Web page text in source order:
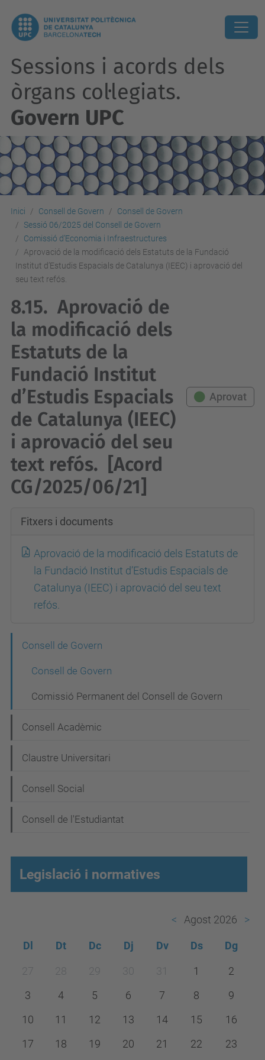
Sessions i acords dels
òrgans col·legiats.
Govern UPC
Inici Consell de Govern
Consell de Govern
Sessió 06/2025 del Consell de Govern
Comissió d’Economia i Infraestructures
Aprovació de la modificació dels Estatuts de la Fundació
Institut d’Estudis Espacials de Catalunya (IEEC) i aprovació del
seu text refós.
8.15. Aprovació de
la modificació dels
Estatuts de la
Fundació Institut
d’Estudis Espacials
de Catalunya (IEEC)
i aprovació del seu
text refós.
[Acord
CG/2025/06/21]
Aprovat
Fitxers i documents
Aprovació de la modificació dels Estatuts de
la Fundació Institut d’Estudis Espacials de
Catalunya (IEEC) i aprovació del seu text
refós.
e
a
c
ó
Consell de Govern
Consell de Govern
Comissió Permanent del Consell de Govern
Consell Acadèmic
Claustre Universitari
Consell Social
Consell de l'Estudiantat
Legislació i normatives
Agost 2026
Dl Dt Dc Dj Dv Ds Dg
27 28 29 30 31 1
2
3
4 5 6 7 8
9
10
11 12 13 14 15
16
17
18 19 20 21 22
23